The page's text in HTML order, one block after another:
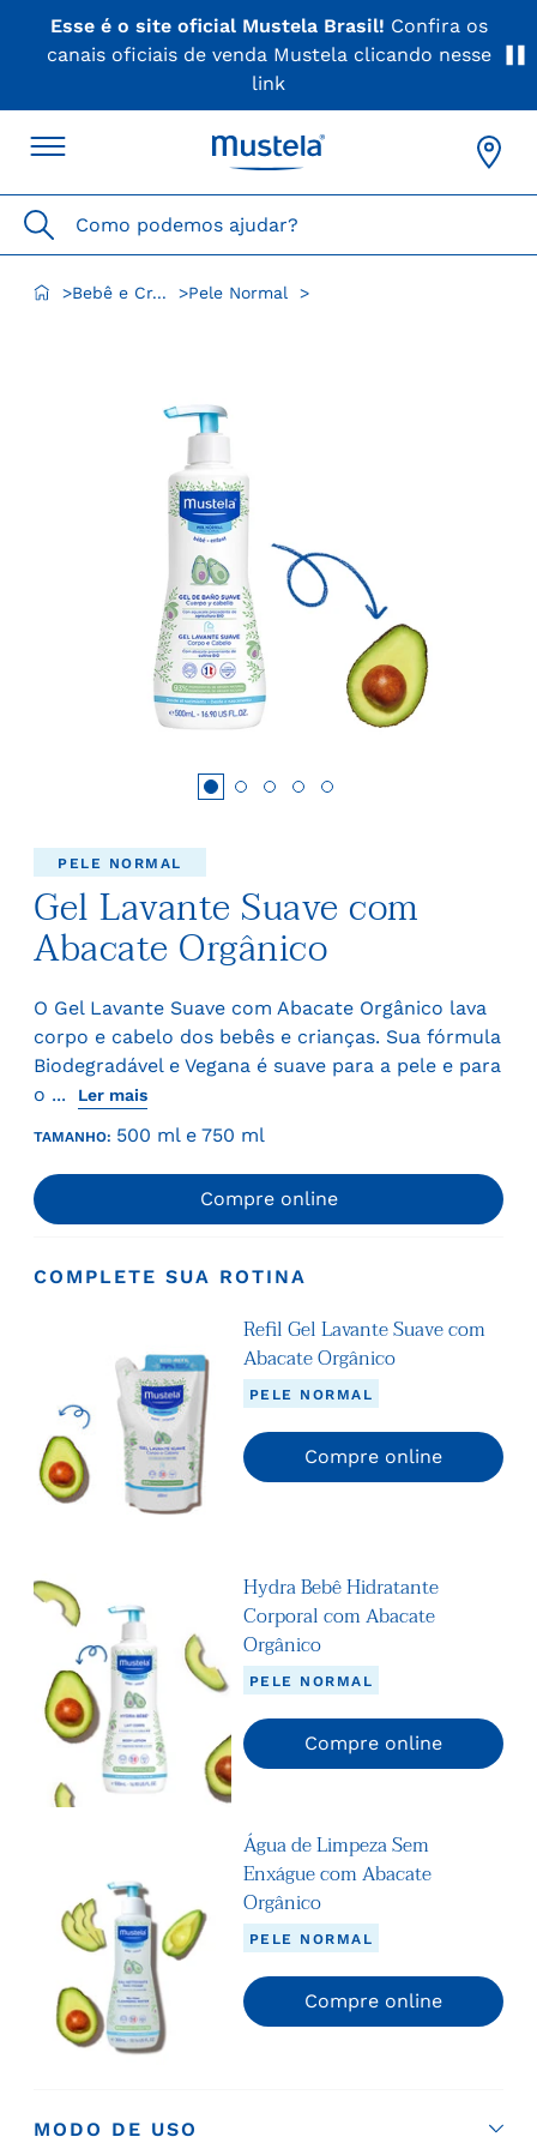
Esse é o site oficial Mustela Brasil! Confira os
canais oficiais de venda Mustela clicando nesse
link
Como podemos ajudar?
>Bebê e Cr... >Pele Normal >
PELE NORMAL
Gel Lavante Suave com
Abacate Orgânico
O Gel Lavante Suave com Abacate Orgânico lava
corpo e cabelo dos bebês e crianças. Sua fórmula
Biodegradável e Vegana é suave para a pele e para
o ...
Ler mais
TAMANHO: 500 ml e 750 ml
Compre online
COMPLETE SUA ROTINA
Refil Gel Lavante Suave com
Abacate Orgânico
PELE NORMAL
Compre online
Hydra Bebê Hidratante
Corporal com Abacate
Orgânico
PELE NORMAL
Compre online
Água de Limpeza Sem
Enxágue com Abacate
Orgânico
PELE NORMAL
Compre online
MODO DE USO